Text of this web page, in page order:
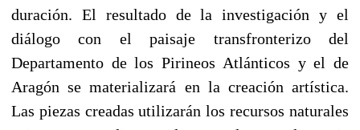
duración. El resultado de la investigación y el
diálogo con el paisaje transfronterizo del
Departamento de los Pirineos Atlánticos y el de
Aragón se materializará en la creación artística.
Las piezas creadas utilizarán los recursos naturales